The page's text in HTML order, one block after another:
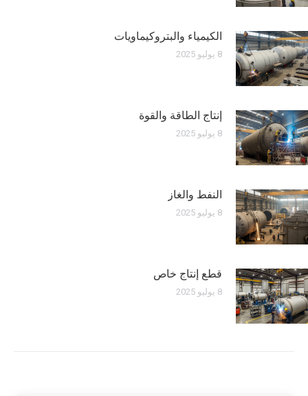
الكيمياء والبتروكيماويات
8 يوليو 2025
إنتاج الطاقة والقوة
8 يوليو 2025
النفط والغاز
8 يوليو 2025
قطع إنتاج خاص
8 يوليو 2025